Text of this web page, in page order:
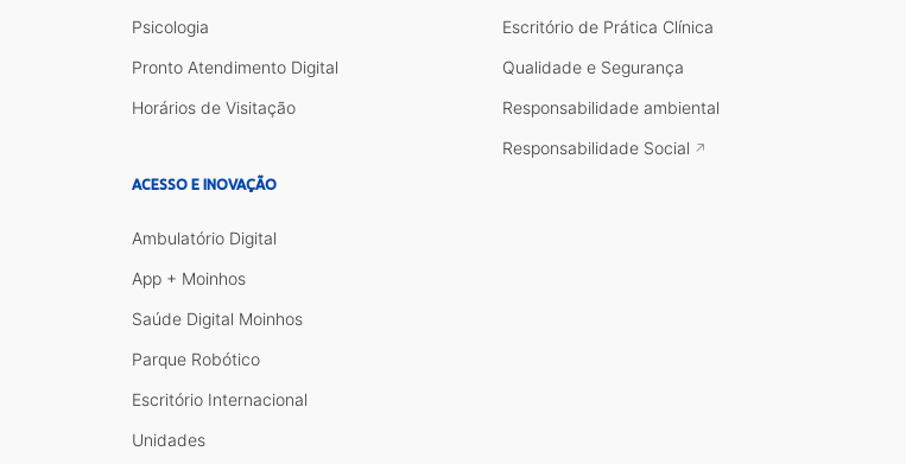
Psicologia
Pronto Atendimento Digital
Horários de Visitação
ACESSO E INOVAÇÃO
Ambulatório Digital
App + Moinhos
Saúde Digital Moinhos
Parque Robótico
Escritório Internacional
Unidades
Escritório de Prática Clínica
Qualidade e Segurança
Responsabilidade ambiental
Responsabilidade Social